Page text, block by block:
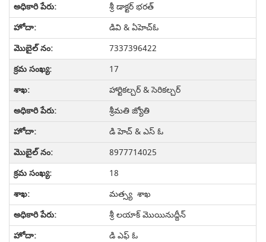
శ్రీ డాక్టర్ భరత్
డివి & ఏహెచ్ఓ
7337396422
17
హార్టికల్చర్ & సెరికల్చర్
శ్రీమతి జ్యోతి
డి హెచ్ & ఎస్ ఓ
8977714025
18
మత్స్య శాఖ
శ్రీ లయాక్ మొయినుద్దీన్
డి ఎఫ్ ఓ